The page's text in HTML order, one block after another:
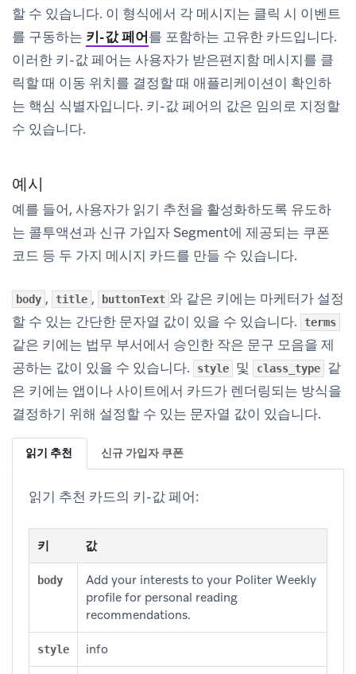
할 수 있습니다. 이 형식에서 각 메시지는 클릭 시 이벤트
를 구동하는 키-값 페어를 포함하는 고유한 카드입니다.
이러한 키-값 페어는 사용자가 받은편지함 메시지를 클
릭할 때 이동 위치를 결정할 때 애플리케이션이 확인하
는 핵심 식별자입니다. 키-값 페어의 값은 임의로 지정할
수 있습니다.
예시
예를 들어, 사용자가 읽기 추천을 활성화하도록 유도하
는 콜투액션과 신규 가입자 Segment에 제공되는 쿠폰
코드 등 두 가지 메시지 카드를 만들 수 있습니다.
body , title , buttonText 와 같은 키에는 마케터가 설정
할 수 있는 간단한 문자열 값이 있을 수 있습니다.
terms
같은 키에는 법무 부서에서 승인한 작은 문구 모음을 제
공하는 값이 있을 수 있습니다.
style 및 class_type
같
은 키에는 앱이나 사이트에서 카드가 렌더링되는 방식을
결정하기 위해 설정할 수 있는 문자열 값이 있습니다.
읽기 추천 신규 가입자 쿠폰
읽기 추천 카드의 키-값 페어:
키 값
body
Add your interests to your Politer Weekly
profile for personal reading
recommendations.
style info